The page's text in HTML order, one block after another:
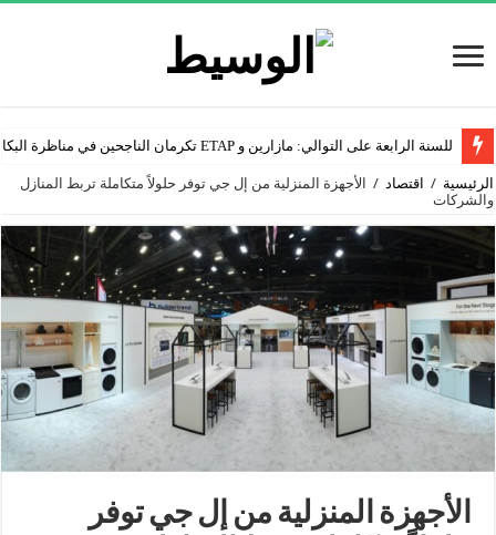
للسنة الرابعة على التوالي: مازارين و ETAP تكرمان الناجحين في مناظرة البكالوريا
الرئيسية / اقتصاد / الأجهزة المنزلية من إل جي توفر حلولاً متكاملة تربط المنازل
والشركات
الأجهزة المنزلية من إل جي توفر